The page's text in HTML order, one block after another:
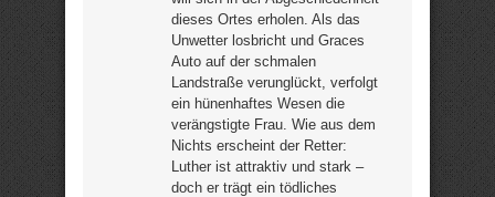
dieses Ortes erholen. Als das
Unwetter losbricht und Graces
Auto auf der schmalen
Landstraße verunglückt, verfolgt
ein hünenhaftes Wesen die
verängstigte Frau. Wie aus dem
Nichts erscheint der Retter:
Luther ist attraktiv und stark –
doch er trägt ein tödliches